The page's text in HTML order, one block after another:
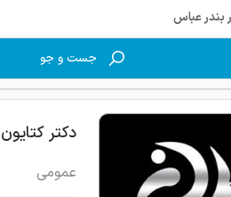
جست و جو
دکتر کتایون
عمومی